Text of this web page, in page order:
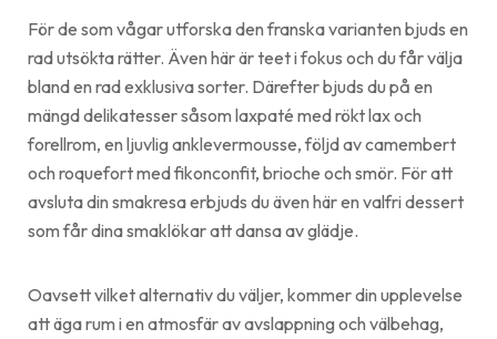
För de som vågar utforska den franska varianten bjuds en
rad utsökta rätter. Även här är teet i fokus och du får välja
bland en rad exklusiva sorter. Därefter bjuds du på en
mängd delikatesser såsom laxpaté med rökt lax och
forellrom, en ljuvlig anklevermousse, följd av camembert
och roquefort med fikonconfit, brioche och smör. För att
avsluta din smakresa erbjuds du även här en valfri dessert
som får dina smaklökar att dansa av glädje.
Oavsett vilket alternativ du väljer, kommer din upplevelse
att äga rum i en atmosfär av avslappning och välbehag,